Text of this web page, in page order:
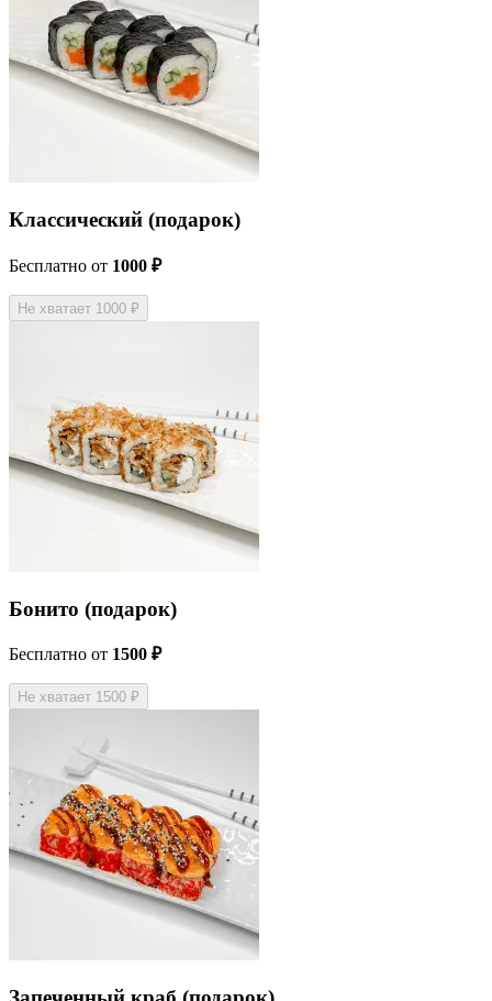
Классический (подарок)
Бесплатно от 1000 ₽
Не хватает 1000 ₽
Бонито (подарок)
Бесплатно от 1500 ₽
Не хватает 1500 ₽